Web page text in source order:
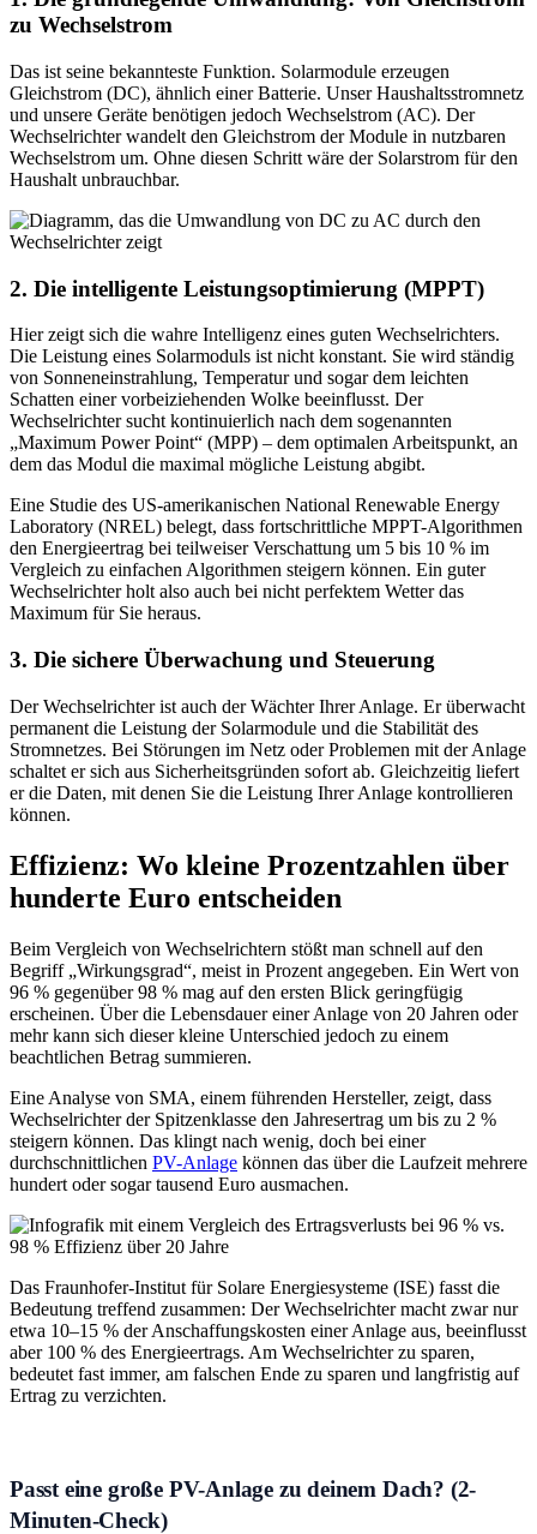
zu Wechselstrom
Das ist seine bekannteste Funktion. Solarmodule erzeugen
Gleichstrom (DC), ähnlich einer Batterie. Unser Haushaltsstromnetz
und unsere Geräte benötigen jedoch Wechselstrom (AC). Der
Wechselrichter wandelt den Gleichstrom der Module in nutzbaren
Wechselstrom um. Ohne diesen Schritt wäre der Solarstrom für den
Haushalt unbrauchbar.
2. Die intelligente Leistungsoptimierung (MPPT)
Hier zeigt sich die wahre Intelligenz eines guten Wechselrichters.
Die Leistung eines Solarmoduls ist nicht konstant. Sie wird ständig
von Sonneneinstrahlung, Temperatur und sogar dem leichten
Schatten einer vorbeiziehenden Wolke beeinflusst. Der
Wechselrichter sucht kontinuierlich nach dem sogenannten
„Maximum Power Point“ (MPP) – dem optimalen Arbeitspunkt, an
dem das Modul die maximal mögliche Leistung abgibt.
Eine Studie des US-amerikanischen National Renewable Energy
Laboratory (NREL) belegt, dass fortschrittliche MPPT-Algorithmen
den Energieertrag bei teilweiser Verschattung um 5 bis 10 % im
Vergleich zu einfachen Algorithmen steigern können. Ein guter
Wechselrichter holt also auch bei nicht perfektem Wetter das
Maximum für Sie heraus.
3. Die sichere Überwachung und Steuerung
Der Wechselrichter ist auch der Wächter Ihrer Anlage. Er überwacht
permanent die Leistung der Solarmodule und die Stabilität des
Stromnetzes. Bei Störungen im Netz oder Problemen mit der Anlage
schaltet er sich aus Sicherheitsgründen sofort ab. Gleichzeitig liefert
er die Daten, mit denen Sie die Leistung Ihrer Anlage kontrollieren
können.
Effizienz: Wo kleine Prozentzahlen über
hunderte Euro entscheiden
Beim Vergleich von Wechselrichtern stößt man schnell auf den
Begriff „Wirkungsgrad“, meist in Prozent angegeben. Ein Wert von
96 % gegenüber 98 % mag auf den ersten Blick geringfügig
erscheinen. Über die Lebensdauer einer Anlage von 20 Jahren oder
mehr kann sich dieser kleine Unterschied jedoch zu einem
beachtlichen Betrag summieren.
Eine Analyse von SMA, einem führenden Hersteller, zeigt, dass
Wechselrichter der Spitzenklasse den Jahresertrag um bis zu 2 %
steigern können. Das klingt nach wenig, doch bei einer
durchschnittlichen PV-Anlage können das über die Laufzeit mehrere
hundert oder sogar tausend Euro ausmachen.
Das Fraunhofer-Institut für Solare Energiesysteme (ISE) fasst die
Bedeutung treffend zusammen: Der Wechselrichter macht zwar nur
etwa 10–15 % der Anschaffungskosten einer Anlage aus, beeinflusst
aber 100 % des Energieertrags. Am Wechselrichter zu sparen,
bedeutet fast immer, am falschen Ende zu sparen und langfristig auf
Ertrag zu verzichten.
Passt eine große PV-Anlage zu deinem Dach? (2-
Minuten-Check)